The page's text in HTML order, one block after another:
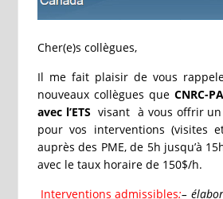
Cher(e)s collègues,
Il me fait plaisir de vous
nouveaux collègues que CNRC-
avec l’ETSvisant à vous offrir
pour vos interventions (visites
auprès des PME, de 5h jusqu’à
avec le taux horaire de 150$/h.
Interventions admissibles:–